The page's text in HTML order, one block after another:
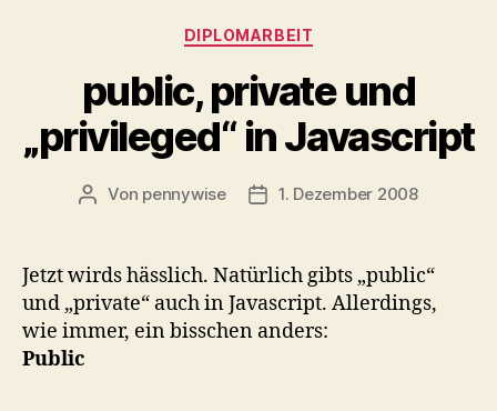
Kategorien
DIPLOMARBEIT
public, private und
„privileged“ in Javascript
Beitragsautor
Von pennywise Veröffentlichungsdatum
1. Dezember 2008
Jetzt wirds hässlich. Natürlich gibts „public“
und „private“ auch in Javascript. Allerdings,
wie immer, ein bisschen anders:
Public